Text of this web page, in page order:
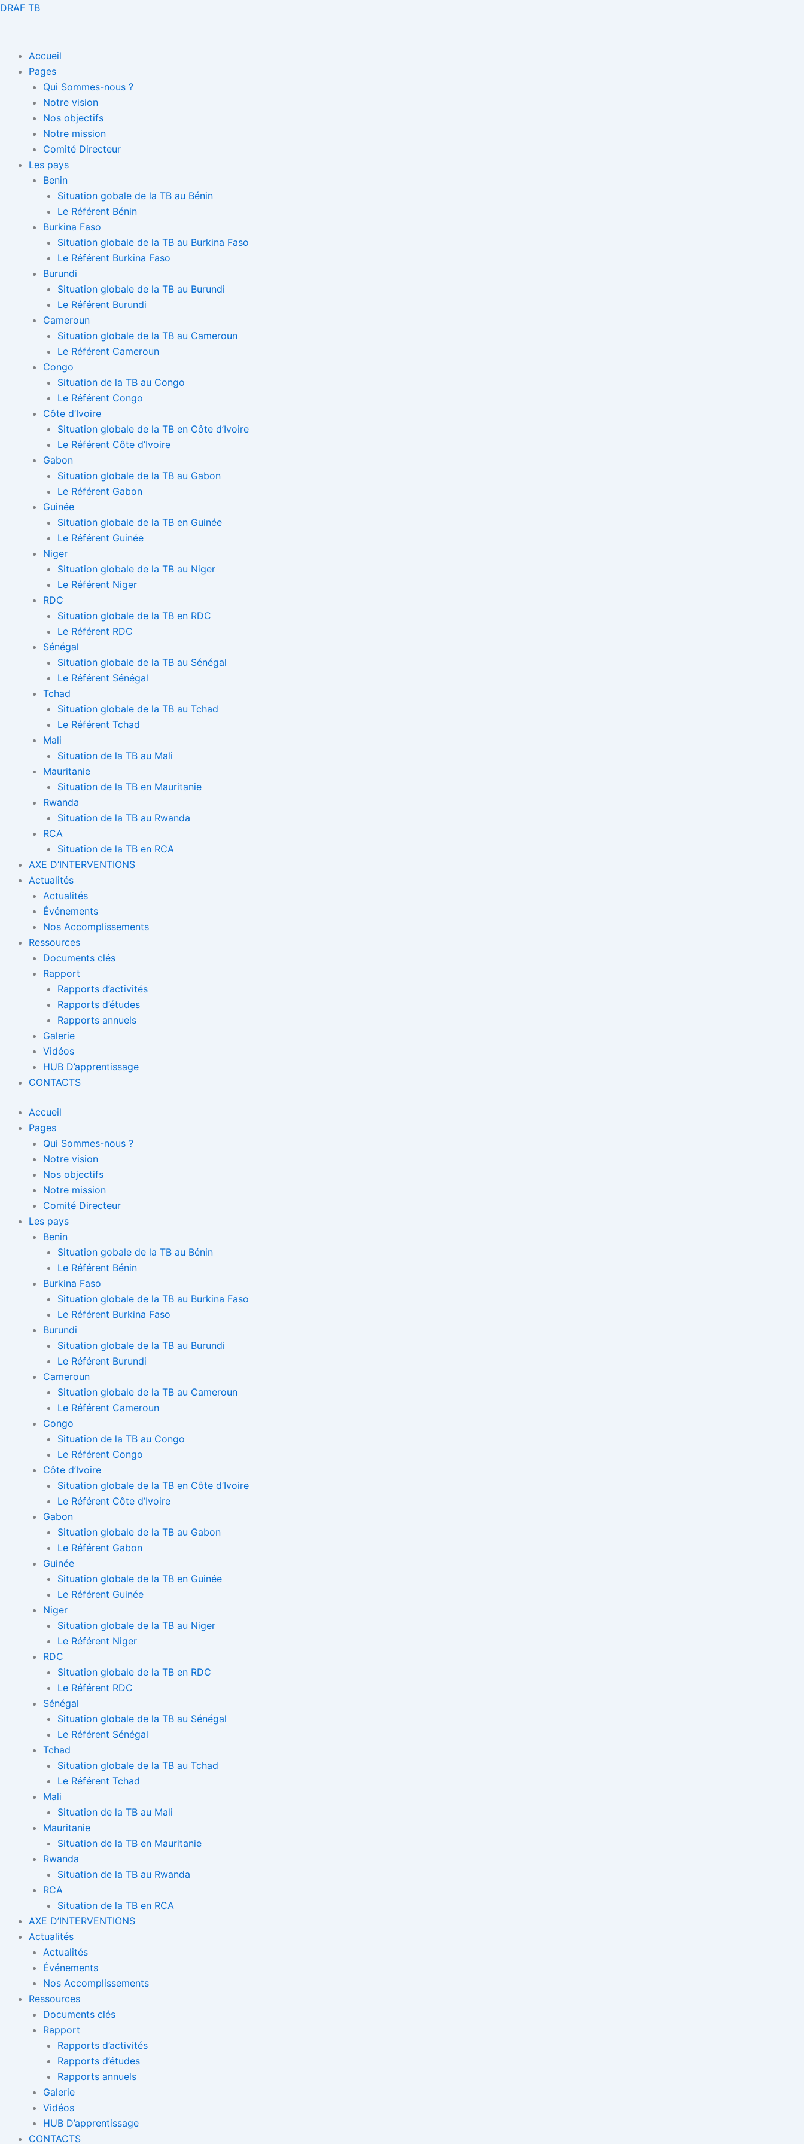
Aller
DRAF TB
Accueil
Pages
Qui Sommes-nous ?
Notre vision
Nos objectifs
Notre mission
Comité Directeur
Les pays
Benin
Situation gobale de la TB au Bénin
Le Référent Bénin
Burkina Faso
Situation globale de la TB au Burkina Faso
Le Référent Burkina Faso
Burundi
Situation globale de la TB au Burundi
Le Référent Burundi
Cameroun
Situation globale de la TB au Cameroun
Le Référent Cameroun
Congo
Situation de la TB au Congo
Le Référent Congo
Côte d’Ivoire
Situation globale de la TB en Côte d’Ivoire
Le Référent Côte d’Ivoire
Gabon
Situation globale de la TB au Gabon
Le Référent Gabon
Guinée
Situation globale de la TB en Guinée
Le Référent Guinée
Niger
Situation globale de la TB au Niger
Le Référent Niger
RDC
Situation globale de la TB en RDC
Le Référent RDC
Sénégal
Situation globale de la TB au Sénégal
Le Référent Sénégal
Tchad
Situation globale de la TB au Tchad
Le Référent Tchad
Mali
Situation de la TB au Mali
Mauritanie
Situation de la TB en Mauritanie
Rwanda
Situation de la TB au Rwanda
RCA
Situation de la TB en RCA
AXE D’INTERVENTIONS
Actualités
Actualités
Événements
Nos Accomplissements
Ressources
Documents clés
Rapport
Rapports d’activités
Rapports d’études
Rapports annuels
Galerie
Vidéos
HUB D’apprentissage
CONTACTS
Accueil
Pages
Qui Sommes-nous ?
Notre vision
Nos objectifs
Notre mission
Comité Directeur
Les pays
Benin
Situation gobale de la TB au Bénin
Le Référent Bénin
Burkina Faso
Situation globale de la TB au Burkina Faso
Le Référent Burkina Faso
Burundi
Situation globale de la TB au Burundi
Le Référent Burundi
Cameroun
Situation globale de la TB au Cameroun
Le Référent Cameroun
Congo
Situation de la TB au Congo
Le Référent Congo
Côte d’Ivoire
Situation globale de la TB en Côte d’Ivoire
Le Référent Côte d’Ivoire
Gabon
Situation globale de la TB au Gabon
Le Référent Gabon
Guinée
Situation globale de la TB en Guinée
Le Référent Guinée
Niger
Situation globale de la TB au Niger
Le Référent Niger
RDC
Situation globale de la TB en RDC
Le Référent RDC
Sénégal
Situation globale de la TB au Sénégal
Le Référent Sénégal
Tchad
Situation globale de la TB au Tchad
Le Référent Tchad
Mali
Situation de la TB au Mali
Mauritanie
Situation de la TB en Mauritanie
Rwanda
Situation de la TB au Rwanda
RCA
Situation de la TB en RCA
AXE D’INTERVENTIONS
Actualités
Actualités
Événements
Nos Accomplissements
Ressources
Documents clés
Rapport
Rapports d’activités
Rapports d’études
Rapports annuels
Galerie
Vidéos
HUB D’apprentissage
CONTACTS